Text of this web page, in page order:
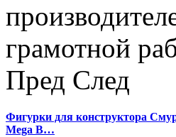
грамотной
Пред След
Фигурки для конструктора
Mega B…